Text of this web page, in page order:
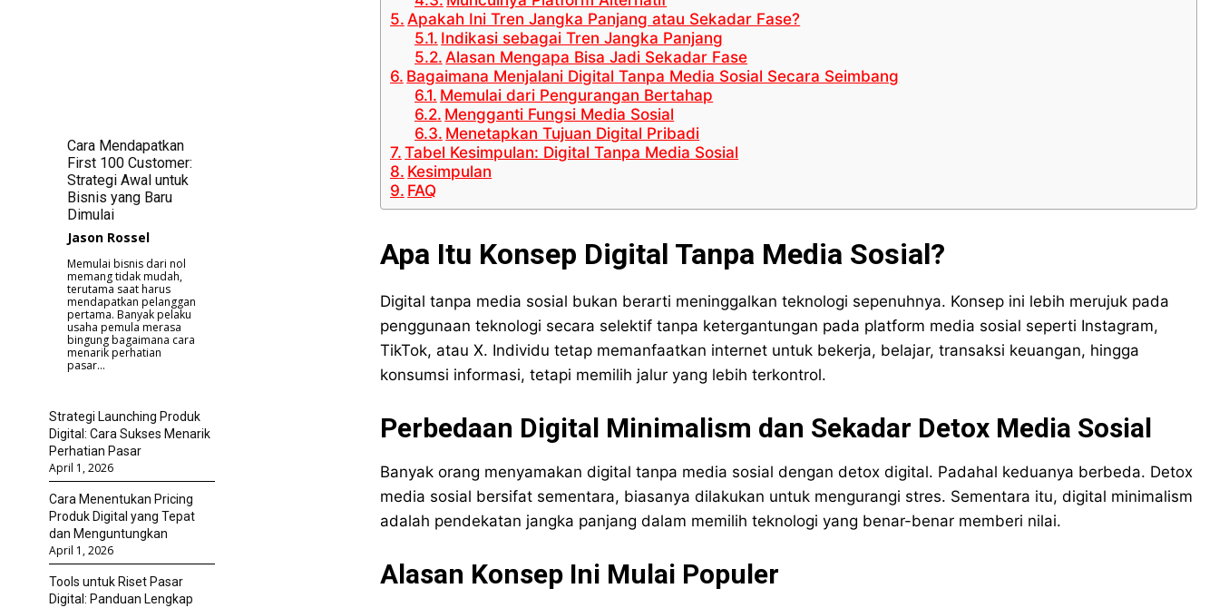
Cara Mendapatkan
First 100 Customer:
Strategi Awal untuk
Bisnis yang Baru
Dimulai
Jason Rossel
Memulai bisnis dari nol
memang tidak mudah,
terutama saat harus
mendapatkan pelanggan
pertama. Banyak pelaku
usaha pemula merasa
bingung bagaimana cara
menarik perhatian
pasar...
Strategi Launching Produk
Digital: Cara Sukses Menarik
Perhatian Pasar
April 1, 2026
Cara Menentukan Pricing
Produk Digital yang Tepat
dan Menguntungkan
April 1, 2026
Tools untuk Riset Pasar
Digital: Panduan Lengkap
Apakah Ini Tren Jangka Panjang atau Sekadar Fase?
Indikasi sebagai Tren Jangka Panjang
Alasan Mengapa Bisa Jadi Sekadar Fase
Bagaimana Menjalani Digital Tanpa Media Sosial Secara Seimbang
Memulai dari Pengurangan Bertahap
Mengganti Fungsi Media Sosial
Menetapkan Tujuan Digital Pribadi
Tabel Kesimpulan: Digital Tanpa Media Sosial
Kesimpulan
FAQ
Apa Itu Konsep Digital Tanpa Media Sosial?
Digital tanpa media sosial bukan berarti meninggalkan teknologi sepenuhnya. Konsep ini lebih merujuk pada
penggunaan teknologi secara selektif tanpa ketergantungan pada platform media sosial seperti Instagram,
TikTok, atau X. Individu tetap memanfaatkan internet untuk bekerja, belajar, transaksi keuangan, hingga
konsumsi informasi, tetapi memilih jalur yang lebih terkontrol.
Perbedaan Digital Minimalism dan Sekadar Detox Media Sosial
Banyak orang menyamakan digital tanpa media sosial dengan detox digital. Padahal keduanya berbeda. Detox
media sosial bersifat sementara, biasanya dilakukan untuk mengurangi stres. Sementara itu, digital minimalism
adalah pendekatan jangka panjang dalam memilih teknologi yang benar-benar memberi nilai.
Alasan Konsep Ini Mulai Populer